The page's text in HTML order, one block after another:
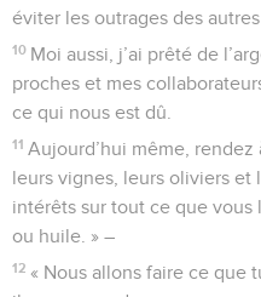
éviter les outrages des
10 Moi aussi, j’ai prêté de
proches et mes
ce qui nous est dû.
11 Aujourd’hui même, rendez
leurs vignes, leurs oliviers et
intérêts sur tout ce que vous
ou huile. » –
12 « Nous allons faire ce que